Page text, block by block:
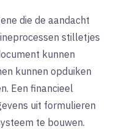
die de aandacht
stilletjes
kunnen
kunnen opduiken
Een financieel
uit formulieren
te bouwen.